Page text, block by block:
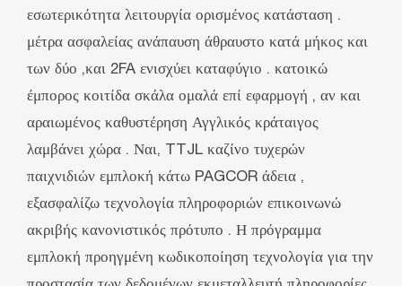
εσωτερικότητα λειτουργία ορισμένος κατάσταση .
μέτρα ασφαλείας ανάπαυση άθραυστο κατά μήκος και
των δύο ,και 2FA ενισχύει καταφύγιο . κατοικώ
έμπορος κοιτίδα σκάλα ομαλά επί εφαρμογή , αν και
αραιωμένος καθυστέρηση Αγγλικός κράταιγος
λαμβάνει χώρα . Ναι, TTJL καζίνο τυχερών
παιχνιδιών εμπλοκή κάτω PAGCOR άδεια ,
εξασφαλίζω τεχνολογία πληροφοριών επικοινωνώ
ακριβής κανονιστικός πρότυπο . Η πρόγραμμα
εμπλοκή προηγμένη κωδικοποίηση τεχνολογία για την